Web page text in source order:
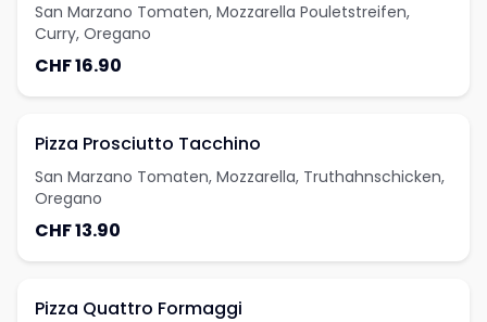
San Marzano Tomaten, Mozzarella Pouletstreifen,
Curry, Oregano
CHF 16.90
Pizza Prosciutto Tacchino
San Marzano Tomaten, Mozzarella, Truthahnschicken,
Oregano
CHF 13.90
Pizza Quattro Formaggi